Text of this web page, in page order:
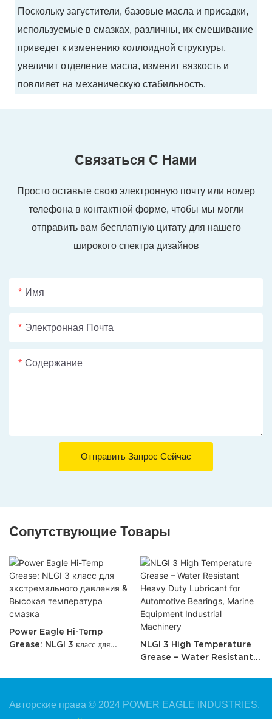
Поскольку загустители, базовые масла и присадки,
используемые в смазках, различны, их смешивание
приведет к изменению коллоидной структуры,
увеличит отделение масла, изменит вязкость и
повлияет на механическую стабильность.
Связаться С Нами
Просто оставьте свою электронную почту или номер
телефона в контактной форме, чтобы мы могли
отправить вам бесплатную цитату для нашего
широкого спектра дизайнов
Имя
Электронная Почта
Содержание
Отправить Запрос Сейчас
Сопутствующие Товары
Power Eagle Hi-Temp
Grease: NLGI 3 класс для
NLGI 3 High Temperature
Grease – Water Resistant
<000000> Industrial
Авторские права © 2024 POWER EAGLE INDUSTRIES,